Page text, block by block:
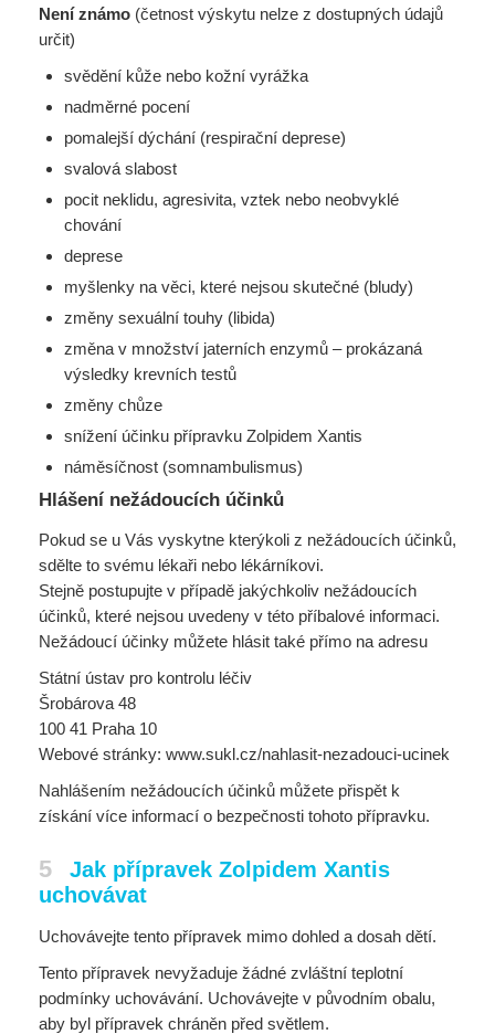
Není známo (četnost výskytu nelze z dostupných údajů
určit)
svědění kůže nebo kožní vyrážka
nadměrné pocení
pomalejší dýchání (respirační deprese)
svalová slabost
pocit neklidu, agresivita, vztek nebo neobvyklé
chování
deprese
myšlenky na věci, které nejsou skutečné (bludy)
změny sexuální touhy (libida)
změna v množství jaterních enzymů – prokázaná
výsledky krevních testů
změny chůze
snížení účinku přípravku Zolpidem Xantis
náměsíčnost (somnambulismus)
Hlášení nežádoucích účinků
Pokud se u Vás vyskytne kterýkoli z nežádoucích účinků,
sdělte to svému lékaři nebo lékárníkovi.
Stejně postupujte v případě jakýchkoliv nežádoucích
účinků, které nejsou uvedeny v této příbalové informaci.
Nežádoucí účinky můžete hlásit také přímo na adresu
Státní ústav pro kontrolu léčiv
Šrobárova 48
100 41 Praha 10
Webové stránky: www.sukl.cz/nahlasit-nezadouci-ucinek
Nahlášením nežádoucích účinků můžete přispět k
získání více informací o bezpečnosti tohoto přípravku.
5
Jak přípravek Zolpidem Xantis
uchovávat
Uchovávejte tento přípravek mimo dohled a dosah dětí.
Tento přípravek nevyžaduje žádné zvláštní teplotní
podmínky uchovávání. Uchovávejte v původním obalu,
aby byl přípravek chráněn před světlem.